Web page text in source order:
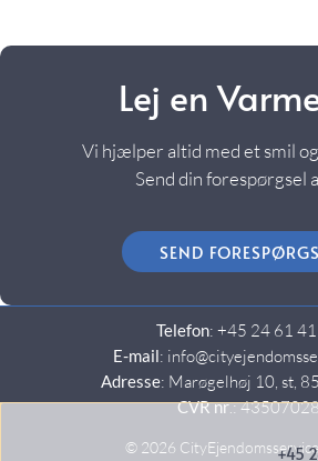
Lej en
Vi hjælper altid med et smil
Send din forespørgsel
SEND
Telefon: +45 24 61
E-mail:
Adresse: Marøgelhøj 10, st,
CVR nr.:
© 2026 +45